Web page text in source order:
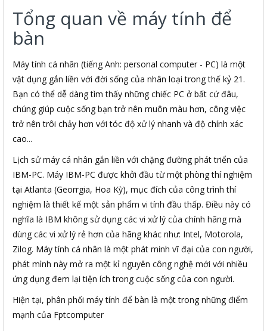
Tổng quan về máy tính để
bàn
Máy tính cá nhân (tiếng Anh: personal computer - PC) là một
vật dụng gắn liền với đời sống của nhân loại trong thế kỷ 21.
Bạn có thể dễ dàng tìm thấy những chiếc PC ở bất cứ đâu,
chúng giúp cuộc sống bạn trở nên muôn màu hơn, công việc
trở nên trôi chảy hơn với tóc độ xử lý nhanh và độ chính xác
cao...
Lịch sử máy cá nhân gắn liền với chặng đường phát triển của
IBM-PC. Máy IBM-PC được khởi đầu từ một phòng thí nghiệm
tại Atlanta (Georrgia, Hoa Kỳ), mục đích của công trình thí
nghiệm là thiết kế một sản phẩm vi tính đầu thấp. Điều này có
nghĩa là IBM không sử dụng các vi xử lý của chính hãng mà
dùng các vi xử lý rẻ hơn của hãng khác như: Intel, Motorola,
Zilog. Máy tính cá nhân là một phát minh vĩ đại của con người,
phát mình này mở ra một kỉ nguyên công nghệ mới với nhiều
ứng dụng đem lại tiện ích trong cuộc sống của con người.
Hiện tại, phân phối máy tính để bàn là một trong những điểm
mạnh của Fptcomputer